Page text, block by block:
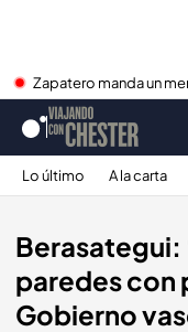
Zapatero manda un
Lo último A la carta
Berasategui:
paredes con
Gobierno